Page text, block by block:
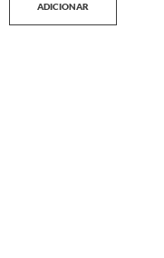
ADICIONAR